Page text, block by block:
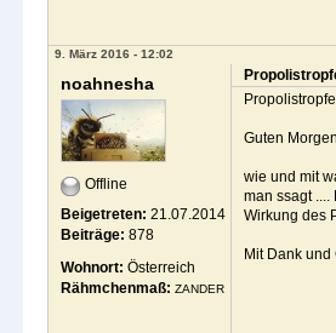
9. März 2016 - 12:02
noahnesha
Offline
Beigetreten: 21.07.2014
Beiträge: 878
Wohnort: Österreich
Rähmchenmaß: ZANDER
Guten Morgen
wie und mit
man ssagt
Wirkung des
Mit Dank und